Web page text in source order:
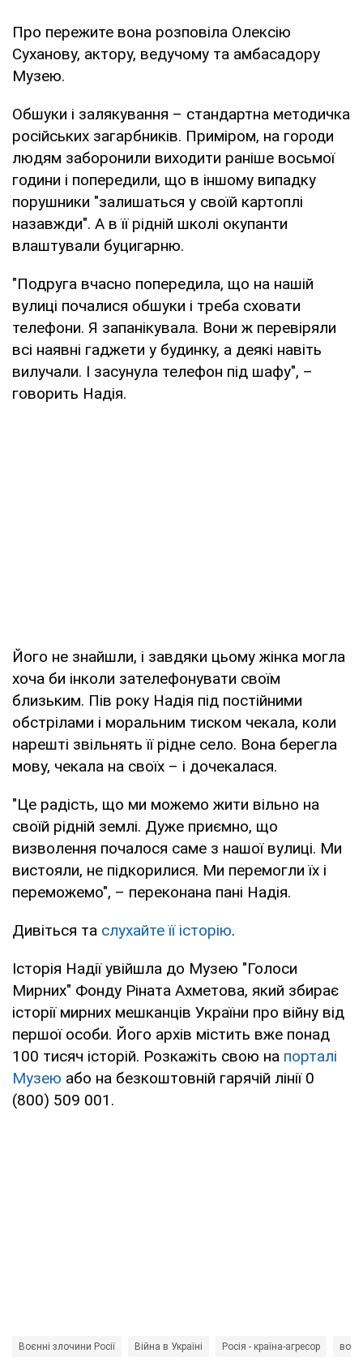
Про пережите вона розповіла Олексію
Суханову, актору, ведучому та амбасадору
Музею.
Обшуки і залякування – стандартна методичка
російських загарбників. Приміром, на городи
людям заборонили виходити раніше восьмої
години і попередили, що в іншому випадку
порушники "залишаться у своїй картоплі
назавжди". А в її рідній школі окупанти
влаштували буцигарню.
"Подруга вчасно попередила, що на нашій
вулиці почалися обшуки і треба сховати
телефони. Я запанікувала. Вони ж перевіряли
всі наявні гаджети у будинку, а деякі навіть
вилучали. І засунула телефон під шафу", –
говорить Надія.
Його не знайшли, і завдяки цьому жінка могла
хоча би інколи зателефонувати своїм
близьким. Пів року Надія під постійними
обстрілами і моральним тиском чекала, коли
нарешті звільнять її рідне село. Вона берегла
мову, чекала на своїх – і дочекалася.
"Це радість, що ми можемо жити вільно на
своїй рідній землі. Дуже приємно, що
визволення почалося саме з нашої вулиці. Ми
вистояли, не підкорилися. Ми перемогли їх і
переможемо", – переконана пані Надія.
Дивіться та слухайте її історію.
Історія Надії увійшла до Музею "Голоси
Мирних" Фонду Ріната Ахметова, який збирає
історії мирних мешканців України про війну від
першої особи. Його архів містить вже понад
100 тисяч історій. Розкажіть свою на порталі
Музею або на безкоштовній гарячій лінії 0
(800) 509 001.
Воєнні злочини Росії Війна в Україні Росія - країна-агресор